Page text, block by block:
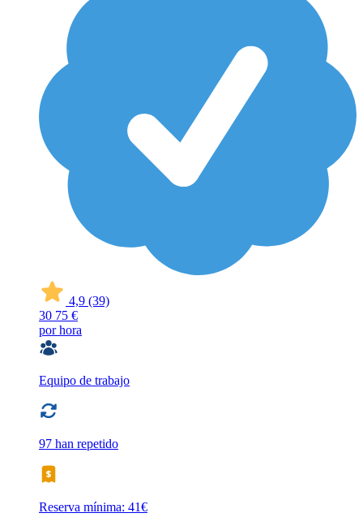
4,9 (39)
30 75 €
por hora
Equipo de trabajo
97 han repetido
Reserva mínima: 41€